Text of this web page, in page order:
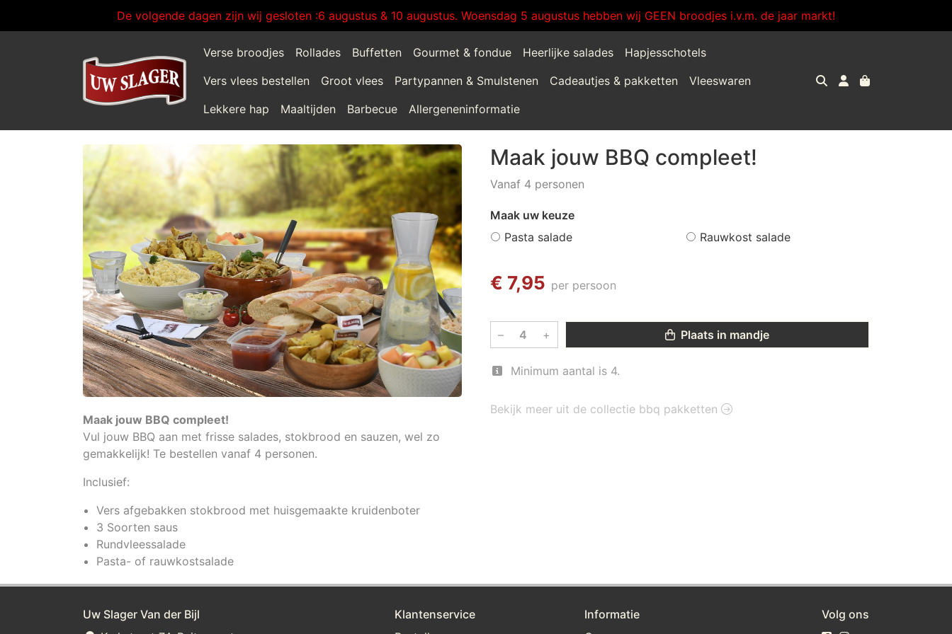
De volgende dagen zijn wij gesloten :6 augustus & 10 augustus. Woensdag 5 augustus hebben wij GEEN broodjes i.v.m. de jaar markt!
Verse broodjes Rollades Buffetten Gourmet & fondue Heerlijke salades
Hapjesschotels
Vers vlees bestellen
Groot vlees Partypannen & Smulstenen Cadeautjes & pakketten
Vleeswaren
Lekkere hap
Maaltijden Barbecue Allergeneninformatie
Maak jouw BBQ compleet!
Vul jouw BBQ aan met frisse salades, stokbrood en sauzen, wel zo
gemakkelijk! Te bestellen vanaf 4 personen.
Inclusief:
Vers afgebakken stokbrood met huisgemaakte kruidenboter
3 Soorten saus
Rundvleessalade
Pasta- of rauwkostsalade
Maak jouw BBQ compleet!
Vanaf 4 personen
Maak uw keuze
Pasta salade
Rauwkost salade
€ 7,95 per persoon
– + Plaats in mandje
Minimum aantal is 4.
Bekijk meer uit de collectie bbq pakketten
Uw Slager Van der Bijl
Klantenservice
Informatie
Volg ons